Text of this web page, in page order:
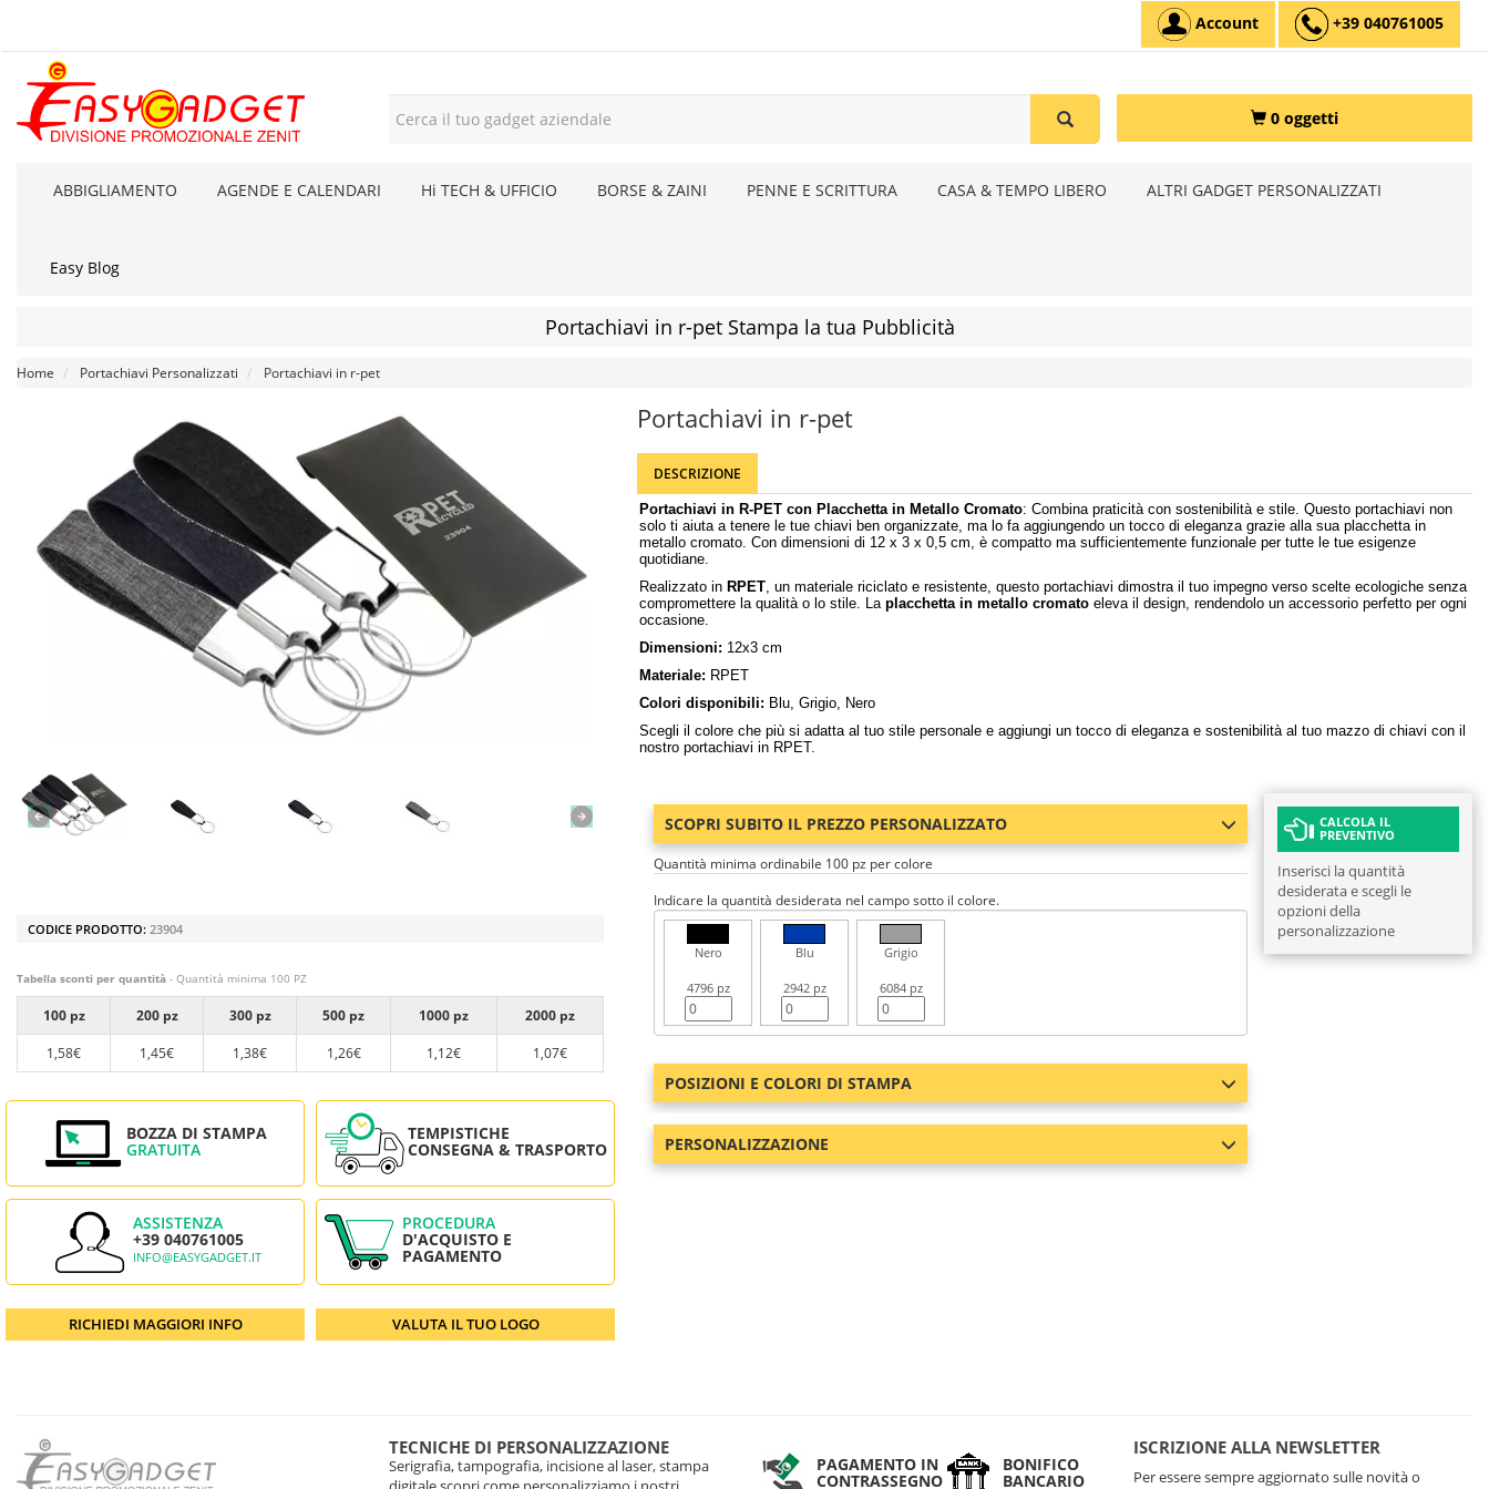
Account +39 040761005
0 oggetti
ABBIGLIAMENTO AGENDE E CALENDARI Hi TECH & UFFICIO BORSE & ZAINI PENNE E SCRITTURA CASA & TEMPO LIBERO ALTRI GADGET PERSONALIZZATI
Easy Blog
Portachiavi in r-pet Stampa la tua Pubblicità
Home Portachiavi Personalizzati Portachiavi in r-pet
CODICE PRODOTTO: 23904
Tabella sconti per quantità - Quantità minima 100 PZ
100 pz 200 pz 300 pz 500 pz 1000 pz
2000 pz
1,58€
1,45€ 1,38€ 1,26€ 1,12€ 1,07€
BOZZA DI STAMPA
GRATUITA
TEMPISTICHE
CONSEGNA & TRASPORTO
ASSISTENZA
+39 040761005
INFO@EASYGADGET.IT
PROCEDURA
D'ACQUISTO E
PAGAMENTO
RICHIEDI MAGGIORI INFO VALUTA IL TUO LOGO
Portachiavi in r-pet
DESCRIZIONE
Portachiavi in R-PET con Placchetta in Metallo Cromato: Combina praticità con sostenibilità e stile. Questo portachiavi non
solo ti aiuta a tenere le tue chiavi ben organizzate, ma lo fa aggiungendo un tocco di eleganza grazie alla sua placchetta in
metallo cromato. Con dimensioni di 12 x 3 x 0,5 cm, è compatto ma sufficientemente funzionale per tutte le tue esigenze
quotidiane.
Realizzato in RPET, un materiale riciclato e resistente, questo portachiavi dimostra il tuo impegno verso scelte ecologiche senza
compromettere la qualità o lo stile. La placchetta in metallo cromato eleva il design, rendendolo un accessorio perfetto per ogni
occasione.
Dimensioni: 12x3 cm
Materiale: RPET
Colori disponibili: Blu, Grigio, Nero
Scegli il colore che più si adatta al tuo stile personale e aggiungi un tocco di eleganza e sostenibilità al tuo mazzo di chiavi con il
nostro portachiavi in RPET.
SCOPRI SUBITO IL PREZZO PERSONALIZZATO
Quantità minima ordinabile 100 pz per colore
Indicare la quantità desiderata nel campo sotto il colore.
Nero
4796 pz
Blu
2942 pz
Grigio
6084 pz
POSIZIONI E COLORI DI STAMPA
PERSONALIZZAZIONE
CALCOLA IL
PREVENTIVO
Inserisci la quantità
desiderata e scegli le
opzioni della
personalizzazione
TECNICHE DI PERSONALIZZAZIONE
Serigrafia, tampografia, incisione al laser, stampa
PAGAMENTO IN
CONTRASSEGNO
BONIFICO
BANCARIO
ISCRIZIONE ALLA NEWSLETTER
Per essere sempre aggiornato sulle novità o